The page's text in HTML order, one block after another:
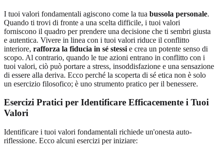
I tuoi valori fondamentali agiscono come la tua bussola personale.
Quando ti trovi di fronte a una scelta difficile, i tuoi valori
forniscono il quadro per prendere una decisione che ti sembri giusta
e autentica. Vivere in linea con i tuoi valori riduce il conflitto
interiore, rafforza la fiducia in sé stessi e crea un potente senso di
scopo. Al contrario, quando le tue azioni entrano in conflitto con i
tuoi valori, ciò può portare a stress, insoddisfazione e una sensazione
di essere alla deriva. Ecco perché la scoperta di sé etica non è solo
un esercizio filosofico; è uno strumento pratico per il benessere.
Esercizi Pratici per Identificare Efficacemente i Tuoi
Valori
Identificare i tuoi valori fondamentali richiede un'onesta auto-
riflessione. Ecco alcuni esercizi per iniziare: